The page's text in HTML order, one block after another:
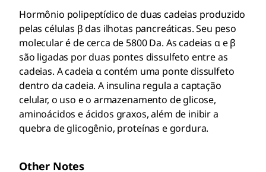
Hormônio polipeptídico de duas cadeias produzido
pelas células β das ilhotas pancreáticas. Seu peso
molecular é de cerca de 5800 Da. As cadeias α e β
são ligadas por duas pontes dissulfeto entre as
cadeias. A cadeia α contém uma ponte dissulfeto
dentro da cadeia. A insulina regula a captação
celular, o uso e o armazenamento de glicose,
aminoácidos e ácidos graxos, além de inibir a
quebra de glicogênio, proteínas e gordura.
Other Notes